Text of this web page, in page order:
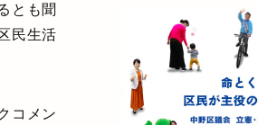
とも聞
民生活
コメン